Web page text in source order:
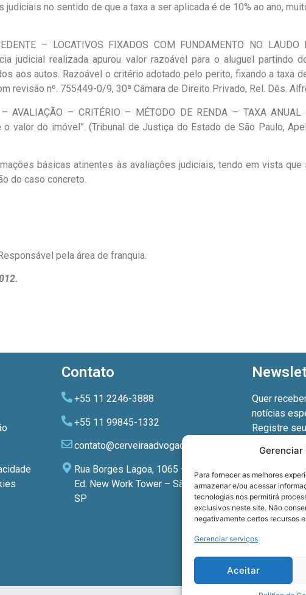
Gerenciar
Para fornecer as melhores
armazenar e/ou acessar
tecnologias nos permitirá
exclusivos neste site. Não
negativamente certos recursos
Gerenciar serviços
Aceitar
no sentido de que a taxa a ser aplicada é de 10% ao ano,
– LOCATIVOS FIXADOS COM FUNDAMENTO NO
judicial realizada apurou valor razoável para o aluguel partindo
aos autos. Razoável o critério adotado pelo perito, fixando a taxa
revisão nº. 755449-0/9, 30ª Câmara de Direito Privado, Rel. Dês.
– AVALIAÇÃO – CRITÉRIO – MÉTODO DE RENDA – TAXA
valor do imóvel”. (Tribunal de Justiça do Estado de São Paulo,
básicas atinentes às avaliações judiciais, tendo em vista
do caso concreto.
pela área de franquia.
Contato
+55 11 2246-3888
+55 11 99845-1332
contato@cerveiraadvogados.com.br
Rua Borges Lagoa, 1065 – 3º andar
Ed. New Work Tower – São Paulo –
SP
Quer
notícias
Registre
Termos de usoe